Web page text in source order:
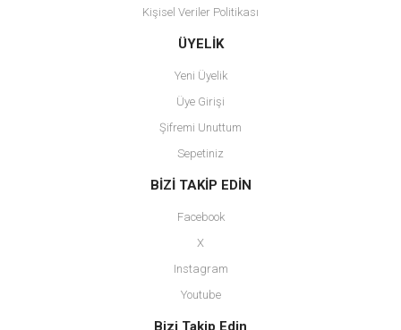
Gönder
Kişisel Veriler Politikası
ÜYELİK
Yeni Üyelik
Üye Girişi
Şifremi Unuttum
Sepetiniz
BİZİ TAKİP EDİN
Facebook
X
Instagram
Youtube
Bizi Takip Edin